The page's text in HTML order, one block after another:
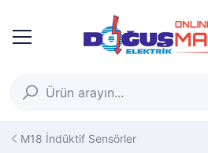
M18 İndüktif Sensörler